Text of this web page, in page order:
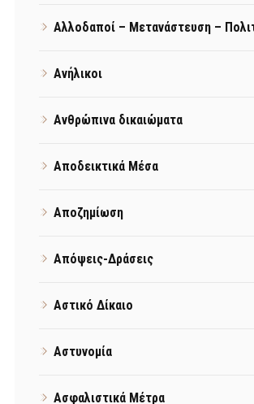
Αλλοδαποί – Μετανάστευση –
Ανήλικοι
Ανθρώπινα δικαιώματα
Αποδεικτικά Μέσα
Αποζημίωση
Απόψεις-Δράσεις
Αστικό Δίκαιο
Αστυνομία
Ασφαλιστικά Μέτρα